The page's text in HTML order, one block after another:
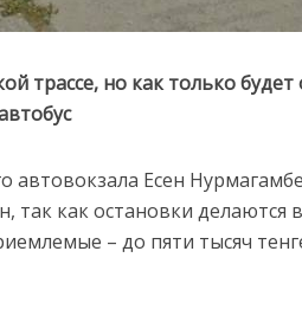
трассе, но как только
автовокзала Есен
так как остановки делаются
– до пяти тысяч